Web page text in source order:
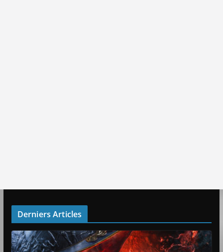
Derniers Articles